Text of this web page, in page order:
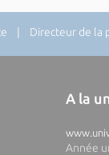
| Directeur de la
A la
Année